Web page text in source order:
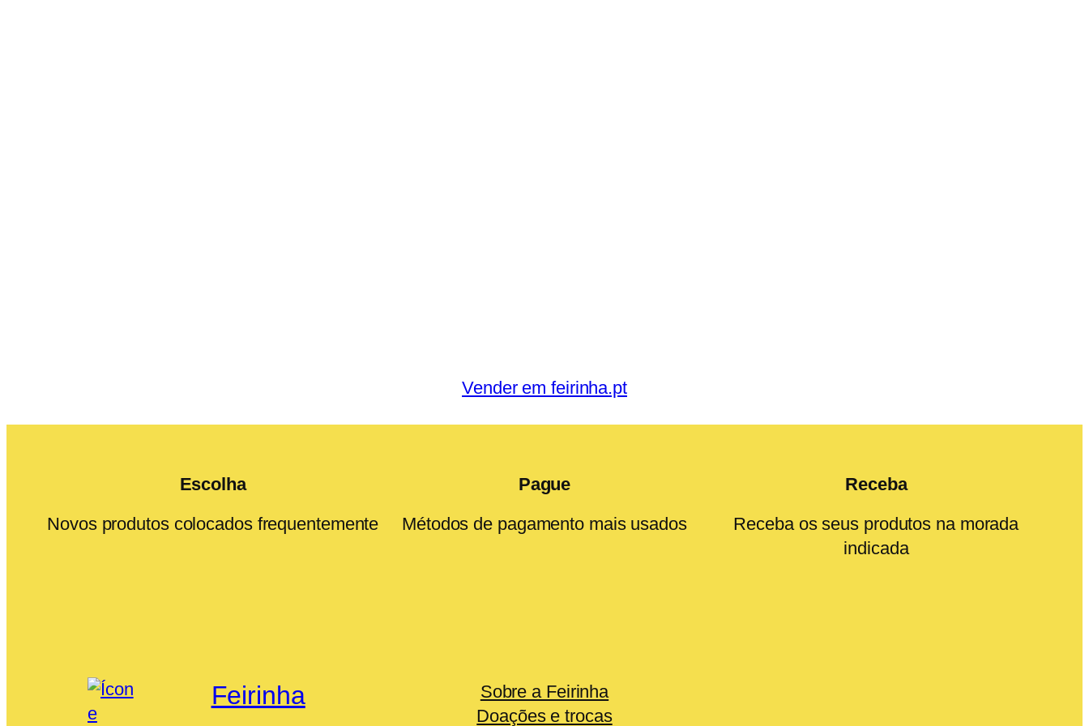
Vender em feirinha.pt
Escolha
Novos produtos colocados frequentemente
Pague
Métodos de pagamento mais usados
Receba
Receba os seus produtos na morada
indicada
Feirinha
Sobre a Feirinha
Doações e trocas